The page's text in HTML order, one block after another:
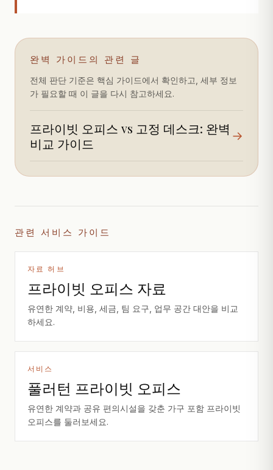
완벽 가이드의 관련 글
전체 판단 기준은 핵심 가이드에서 확인하고, 세부 정보
가 필요할 때 이 글을 다시 참고하세요.
프라이빗 오피스 vs 고정 데스크: 완벽
비교 가이드
→
관련 서비스 가이드
자료 허브
프라이빗 오피스 자료
유연한 계약, 비용, 세금, 팀 요구, 업무 공간 대안을 비교
하세요.
서비스
풀러턴 프라이빗 오피스
유연한 계약과 공유 편의시설을 갖춘 가구 포함 프라이빗
오피스를 둘러보세요.